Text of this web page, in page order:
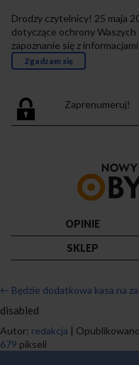
Drodzy czytelnicy! 25 maja
dotyczące ochrony
zapoznanie się z informacjami
Zgadzam się
Zaprenumeruj!
OPINIE
SKLEP
← Będzie dodatkowa kasa na
disabled
Autor: redakcja | Opublikowano
679 pikseli